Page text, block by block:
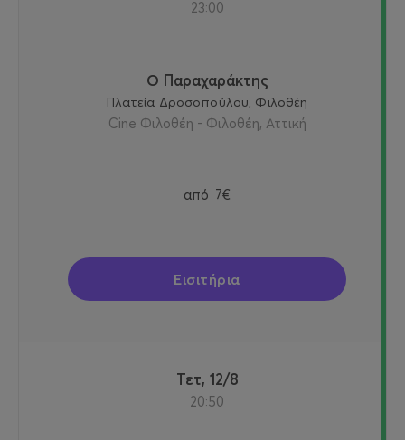
23:00
Ο Παραχαράκτης
Πλατεία Δροσοπούλου, Φιλοθέη
Cine Φιλοθέη - Φιλοθέη, Αττική
από 7€
Εισιτήρια
Τετ, 12/8
20:50